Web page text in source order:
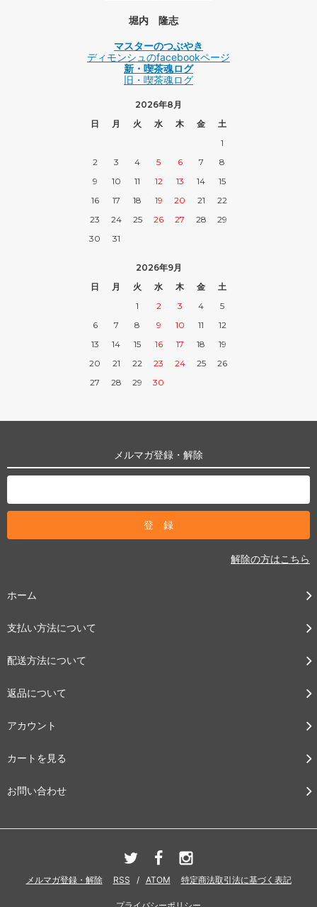
堀内 隆志
マスターのつぶやき
ディモンシュのfacebookページ
新・喫茶魂ログ
旧・喫茶魂ログ
2026年8月
日
月 火 水 木 金
土
1
2
3 4 5 6 7
8
9
10 11 12 13 14
15
16
17 18 19 20 21
22
23
24 25 26 27 28
29
30
31
2026年9月
日
月 火 水 木 金
土
1
2 3 4
5
6
7 8 9 10 11
12
13
14 15 16 17 18
19
20
21 22 23 24 25
26
27
28 29 30
メルマガ登録・解除
解除の方はこちら
ホーム
支払い方法について
配送方法について
返品について
アカウント
カートを見る
お問い合わせ
メルマガ登録・解除 RSS / ATOM 特定商法取引法に基づく表記